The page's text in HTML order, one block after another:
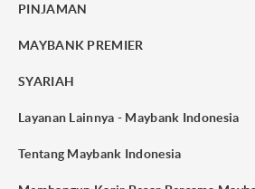
PINJAMAN
MAYBANK PREMIER
SYARIAH
Layanan Lainnya - Maybank Indonesia
Tentang Maybank Indonesia